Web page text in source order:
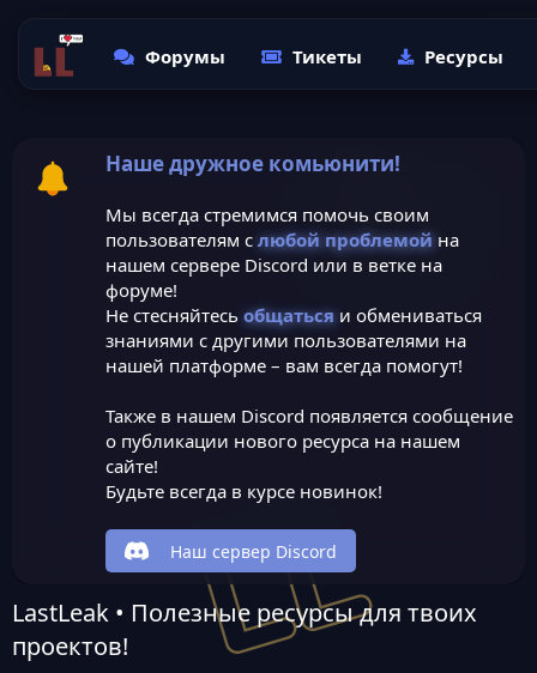
Форумы Тикеты Ресурсы
Наше дружное комьюнити!
Мы всегда стремимся помочь своим
пользователям с любой проблемойна
нашем сервере Discord или в ветке на
форуме!
Не стесняйтесь общатьсяи обмениваться
знаниями с другими пользователями на
нашей платформе – вам всегда помогут!
Также в нашем Discord появляется сообщение
о публикации нового ресурса на нашем
сайте!
Будьте всегда в курсе новинок!
Наш сервер Discord
LastLeak • Полезные ресурсы для твоих
проектов!